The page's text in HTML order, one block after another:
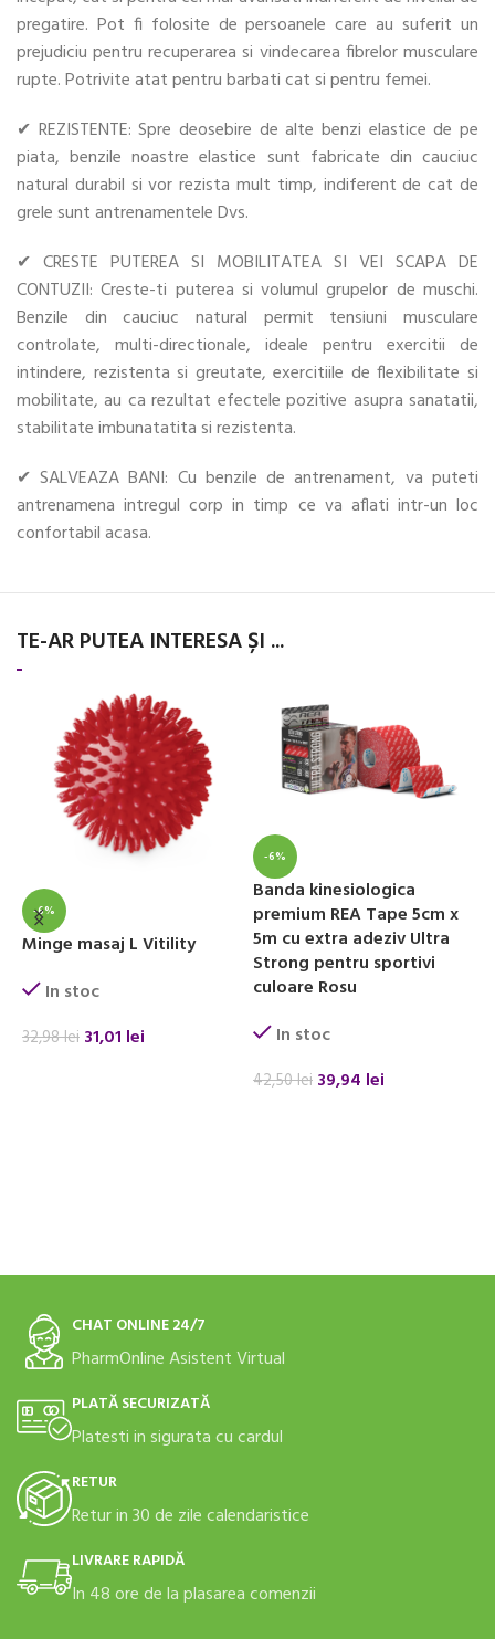
pregatire. Pot fi folosite de persoanele care au suferit un
prejudiciu pentru recuperarea si vindecarea fibrelor musculare
rupte. Potrivite atat pentru barbati cat si pentru femei.
✔ REZISTENTE: Spre deosebire de alte benzi elastice de pe
piata, benzile noastre elastice sunt fabricate din cauciuc
natural durabil si vor rezista mult timp, indiferent de cat de
grele sunt antrenamentele Dvs.
✔ CRESTE PUTEREA SI MOBILITATEA SI VEI SCAPA DE
CONTUZII: Creste-ti puterea si volumul grupelor de muschi.
Benzile din cauciuc natural permit tensiuni musculare
controlate, multi-directionale, ideale pentru exercitii de
intindere, rezistenta si greutate, exercitiile de flexibilitate si
mobilitate, au ca rezultat efectele pozitive asupra sanatatii,
stabilitate imbunatatita si rezistenta.
✔ SALVEAZA BANI: Cu benzile de antrenament, va puteti
antrenamena intregul corp in timp ce va aflati intr-un loc
confortabil acasa.
TE-AR PUTEA INTERESA ȘI ...
-6%
Minge masaj L Vitility
In stoc
32,98lei 31,01 lei
-6%
Banda kinesiologica
premium REA Tape 5cm x
5m cu extra adeziv Ultra
Strong pentru sportivi
culoare Rosu
In stoc
42,50lei 39,94 lei
CHAT ONLINE 24/7
PharmOnline Asistent Virtual
PLATĂ SECURIZATĂ
Platesti in sigurata cu cardul
RETUR
Retur in 30 de zile calendaristice
LIVRARE RAPIDĂ
In 48 ore de la plasarea comenzii